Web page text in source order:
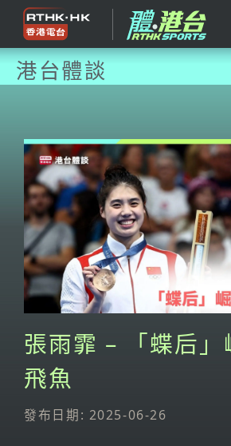
港台體談
張雨霏 – 「蝶后」
飛魚
發布日期: 2025-06-26